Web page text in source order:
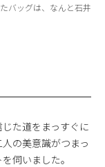
バッグは、なんと石井
た道をまっすぐに
の美意識がつまっ
伺いました。